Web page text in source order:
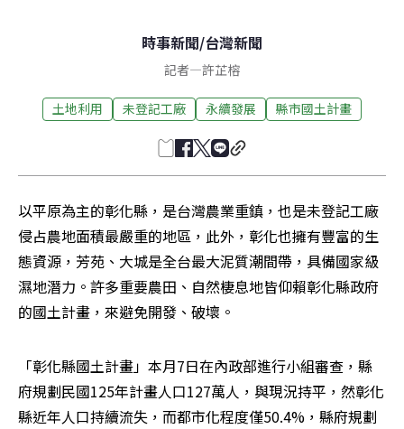
時事新聞/台灣新聞
記者—許芷榕
土地利用 未登記工廠 永續發展 縣市國土計畫
以平原為主的彰化縣，是台灣農業重鎮，也是未登記工廠
侵占農地面積最嚴重的地區，此外，彰化也擁有豐富的生
態資源，芳苑、大城是全台最大泥質潮間帶，具備國家級
濕地潛力。許多重要農田、自然棲息地皆仰賴彰化縣政府
的國土計畫，來避免開發、破壞。
「彰化縣國土計畫」本月7日在內政部進行小組審查，縣
府規劃民國125年計畫人口127萬人，與現況持平，然彰化
縣近年人口持續流失，而都市化程度僅50.4%，縣府規劃